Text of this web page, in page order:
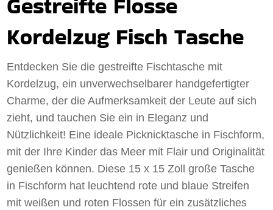
Kordelzug Fisch Tasche
Entdecken Sie die gestreifte Fischtasche mit
Kordelzug, ein unverwechselbarer handgefertigter
Charme, der die Aufmerksamkeit der Leute auf sich
zieht, und tauchen Sie ein in Eleganz und
Nützlichkeit! Eine ideale Picknicktasche in Fischform,
mit der Ihre Kinder das Meer mit Flair und Originalität
genießen können. Diese 15 x 15 Zoll große Tasche
in Fischform hat leuchtend rote und blaue Streifen
mit weißen und roten Flossen für ein zusätzliches